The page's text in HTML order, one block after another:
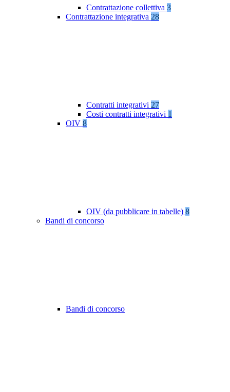
Contrattazione collettiva 3
Contrattazione integrativa 28
Contratti integrativi 27
Costi contratti integrativi 1
OIV 8
OIV (da pubblicare in tabelle) 8
Bandi di concorso
Bandi di concorso